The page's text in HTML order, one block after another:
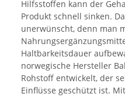
Hilfsstoffen kann der
Produkt schnell sinken.
unerwünscht, denn man
Haltbarkeitsdauer
norwegische Hersteller
Rohstoff entwickelt, der
Einflüsse geschützt ist.